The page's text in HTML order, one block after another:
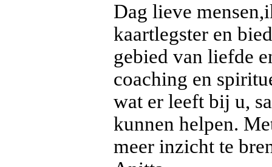
Dag lieve
kaartlegster en
gebied van liefde
coaching en
wat er leeft bij u,
kunnen helpen.
meer inzicht te